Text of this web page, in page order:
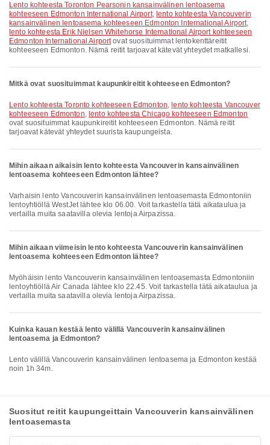
lento kohteesta Toronton Pearsonin kansainvälinen lentoasema
kohteeseen Edmonton International Airport, lento kohteesta Vancouverin
kansainvälinen lentoasema kohteeseen Edmonton International Airport,
lento kohteesta Erik Nielsen Whitehorse International Airport kohteeseen
Edmonton International Airportovat suosituimmat lentokenttäreitit
kohteeseen Edmonton. Nämä reitit tarjoavat kätevät yhteydet matkallesi.
Mitkä ovat suosituimmat kaupunkireitit kohteeseen Edmonton?
lento kohteesta Toronto kohteeseen Edmonton, lento kohteesta Vancouver
kohteeseen Edmonton, lento kohteesta Chicago kohteeseen Edmonton
ovat suosituimmat kaupunkireitit kohteeseen Edmonton. Nämä reitit
tarjoavat kätevät yhteydet suurista kaupungeista.
Mihin aikaan aikaisin lento kohteesta Vancouverin kansainvälinen
lentoasema kohteeseen Edmonton lähtee?
Varhaisin lento Vancouverin kansainvälinen lentoasemasta Edmontoniin
lentoyhtiöllä WestJet lähtee klo 06.00. Voit tarkastella tätä aikataulua ja
vertailla muita saatavilla olevia lentoja Airpazissa.
Mihin aikaan viimeisin lento kohteesta Vancouverin kansainvälinen
lentoasema kohteeseen Edmonton lähtee?
Myöhäisin lento Vancouverin kansainvälinen lentoasemasta Edmontoniin
lentoyhtiöllä Air Canada lähtee klo 22.45. Voit tarkastella tätä aikataulua ja
vertailla muita saatavilla olevia lentoja Airpazissa.
Kuinka kauan kestää lento välillä Vancouverin kansainvälinen
lentoasema ja Edmonton?
Lento välillä Vancouverin kansainvälinen lentoasema ja Edmonton kestää
noin 1h 34m.
Suositut reitit kaupungeittain Vancouverin kansainvälinen
lentoasemasta